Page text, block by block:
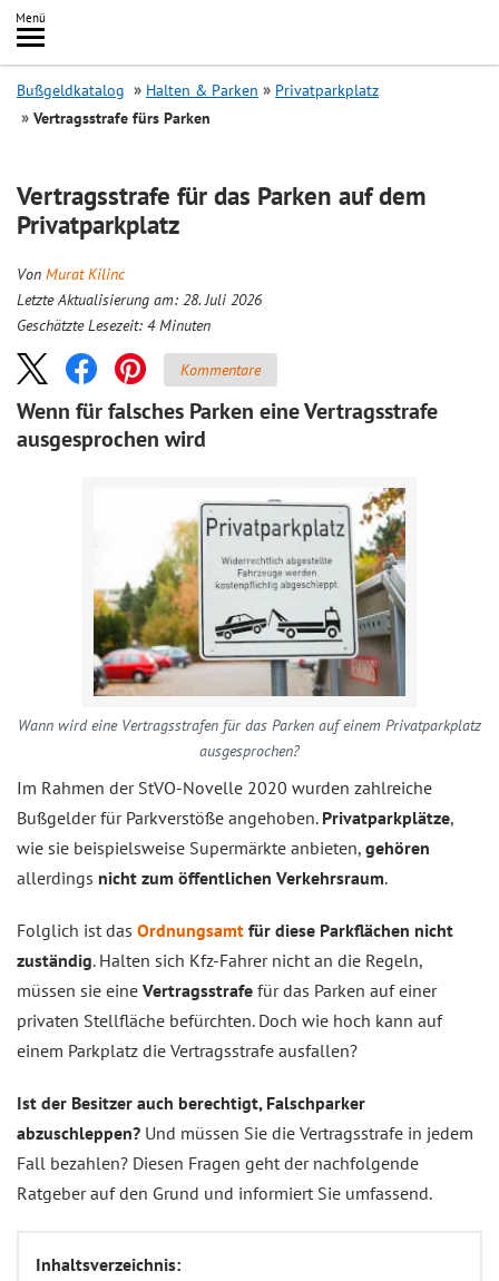
Inhalt
springen
Menü
Search
Bußgeldkatalog Halten & Parken
Privatparkplatz
Vertragsstrafe fürs Parken
Vertragsstrafe für das Parken auf dem
Privatparkplatz
Von Murat Kilinc
Letzte Aktualisierung am: 28. Juli 2026
Geschätzte Lesezeit: 4 Minuten
Kommentare
Wenn für falsches Parken eine Vertragsstrafe
ausgesprochen wird
Wann wird eine Vertragsstrafen für das Parken auf einem Privatparkplatz
ausgesprochen?
Im Rahmen der StVO-Novelle 2020 wurden zahlreiche
Bußgelder für Parkverstöße angehoben. Privatparkplätze,
wie sie beispielsweise Supermärkte anbieten, gehören
allerdings nicht zum öffentlichen Verkehrsraum.
Folglich ist das Ordnungsamt für diese Parkflächen nicht
zuständig. Halten sich Kfz-Fahrer nicht an die Regeln,
müssen sie eine Vertragsstrafe für das Parken auf einer
privaten Stellfläche befürchten. Doch wie hoch kann auf
einem Parkplatz die Vertragsstrafe ausfallen?
Ist der Besitzer auch berechtigt, Falschparker
abzuschleppen? Und müssen Sie die Vertragsstrafe in jedem
Fall bezahlen? Diesen Fragen geht der nachfolgende
Ratgeber auf den Grund und informiert Sie umfassend.
Inhaltsverzeichnis: